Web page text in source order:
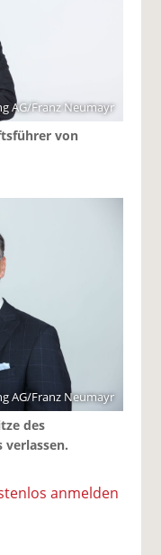
AG/Franz Neumayr
von
AG/Franz Neumayr
des
anmelden